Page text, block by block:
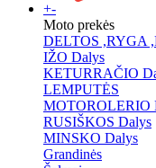
+-
Moto prekės
DELTOS ,RYGA
IŽO Dalys
KETURRAČIO
LEMPUTĖS
MOTOROLERIO
RUSIŠKOS Dalys
MINSKO Dalys
Grandinės